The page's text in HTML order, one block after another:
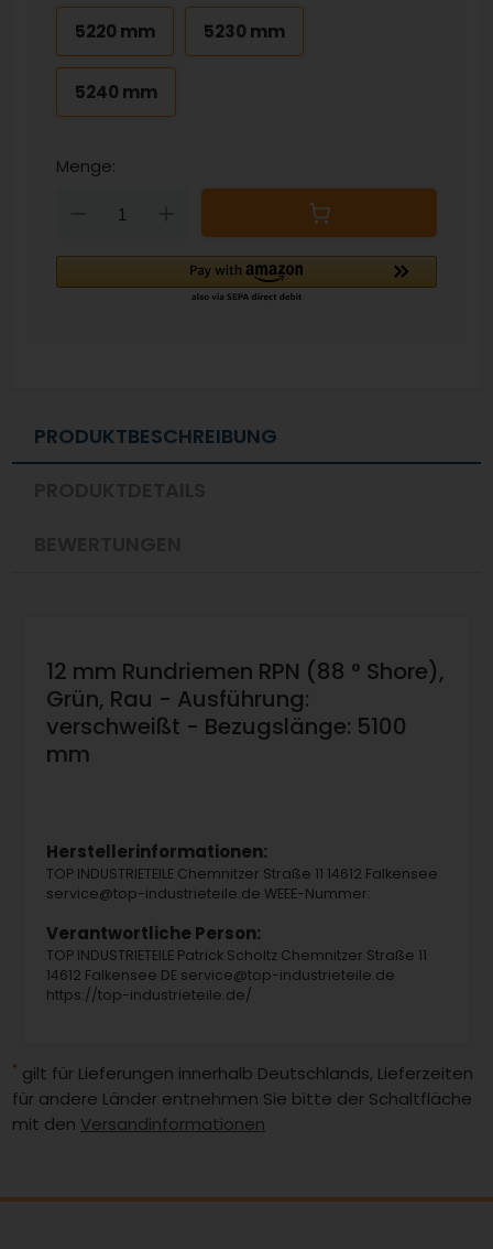
5220 mm 5230 mm
5240 mm
Menge:
Down
PRODUKTBESCHREIBUNG
12 mm Rundriemen RPN (88 ° Shore),
Grün, Rau - Ausführung:
verschweißt - Bezugslänge: 5100
mm
Herstellerinformationen:
TOP INDUSTRIETEILE Chemnitzer Straße 11 14612 Falkensee
service@top-industrieteile.de WEEE-Nummer:
Verantwortliche Person:
TOP INDUSTRIETEILE Patrick Scholtz Chemnitzer Straße 11
14612 Falkensee DE service@top-industrieteile.de
https://top-industrieteile.de/
* gilt für Lieferungen innerhalb Deutschlands, Lieferzeiten
für andere Länder entnehmen Sie bitte der Schaltfläche
mit den Versandinformationen